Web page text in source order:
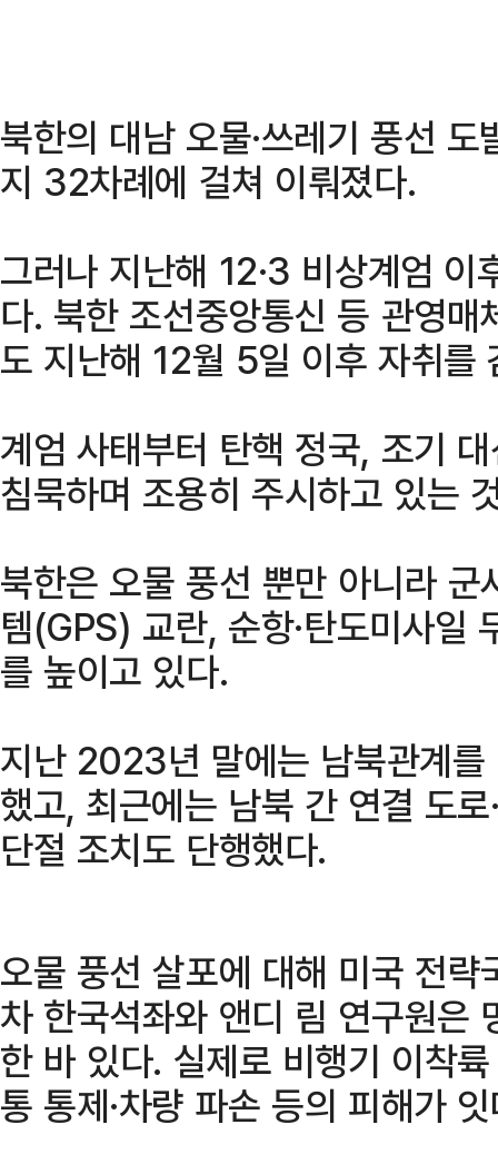
북한의 대남 오물·쓰레기 풍선
지 32차례에 걸쳐 이뤄졌다.
그러나 지난해 12·3 비상계엄 이
다. 북한 조선중앙통신 등 관영매
도 지난해 12월 5일 이후 자취를
계엄 사태부터 탄핵 정국, 조기
침묵하며 조용히 주시하고 있는
북한은 오물 풍선 뿐만 아니라
템(GPS) 교란, 순항·탄도미사일
를 높이고 있다.
지난 2023년 말에는 남북관계
했고, 최근에는 남북 간 연결 도
단절 조치도 단행했다.
오물 풍선 살포에 대해 미국 전
차 한국석좌와 앤디 림 연구원은
한 바 있다. 실제로 비행기 이착
통 통제·차량 파손 등의 피해가